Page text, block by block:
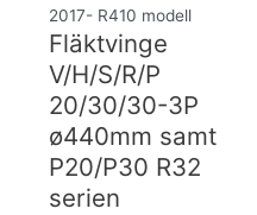
2017- R410 modell
Fläktvinge
V/H/S/R/P
20/30/30-3P
ø440mm samt
P20/P30 R32
serien